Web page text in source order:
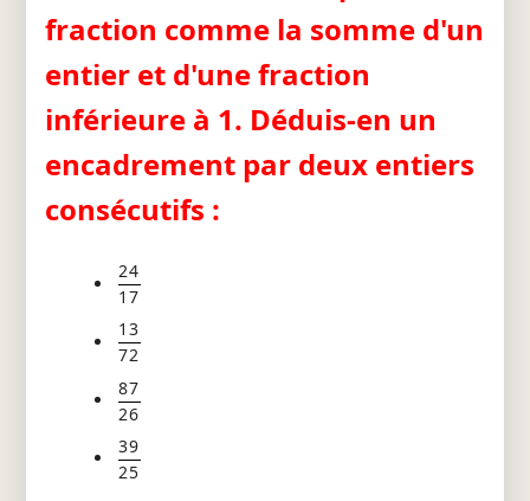
fraction comme la somme d'un
entier et d'une fraction
inférieure à 1. Déduis-en un
encadrement par deux entiers
consécutifs :
24
17
13
72
87
26
39
25